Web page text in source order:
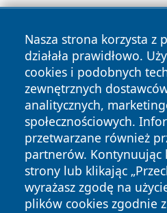
zapewnia długotrwałą
zwłaszcza w rejonach
odkleszczowych, takich jak
zapalenie mózgu, oraz
przez komary (denga, Zika,
Z drugiej strony mamy
oparte na olejkach
cytrynowy, lawenda, mięta
cedr. Ich działanie opiera się
zapachu skóry, jednak
Większość naturalnych
Nasza strona korzysta z
działała prawidłowo.
cookies i podobnych
zewnętrznych
analitycznych,
społecznościowych.
przetwarzane również
partnerów. Kontynuując
strony lub klikając
wyrażasz zgodę na
plików cookies zgodnie